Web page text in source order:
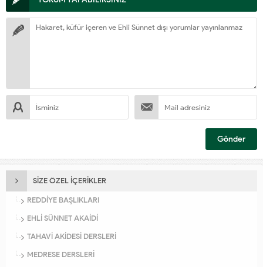
SİZE ÖZEL İÇERİKLER
REDDİYE BAŞLIKLARI
EHLİ SÜNNET AKAİDİ
TAHAVİ AKİDESİ DERSLERİ
MEDRESE DERSLERİ